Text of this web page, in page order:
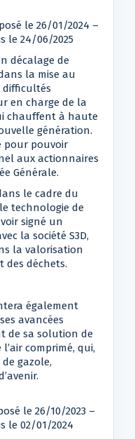
le 26/01/2024 –
le 24/06/2025
décalage de
la mise au
difficultés
en charge de la
chauffent à haute
génération.
pour pouvoir
aux actionnaires
Générale.
le cadre du
technologie de
signé un
la société S3D,
la valorisation
des déchets.
également
avancées
de sa solution de
comprimé, qui,
gazole,
le 26/10/2023 –
le 02/01/2024